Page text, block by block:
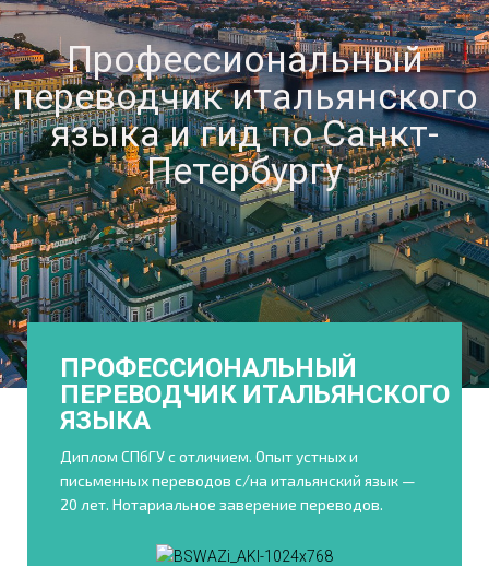
Профессиональный
переводчик итальянского
языка и гид по Санкт-
Петербургу
ПРОФЕССИОНАЛЬНЫЙ
ПЕРЕВОДЧИК ИТАЛЬЯНСКОГО
ЯЗЫКА
Диплом СПбГУ с отличием. Опыт устных и
письменных переводов с/на итальянский язык —
20 лет. Нотариальное заверение переводов.